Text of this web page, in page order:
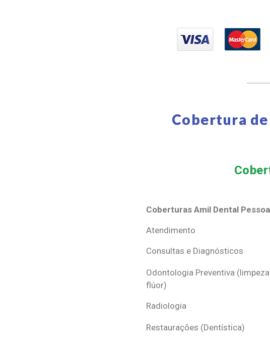
Cobertura
Coberturas Amil Dental
Coberturas Amil Dental Pessoa
Atendimento
Consultas e Diagnósticos
Odontologia Preventiva
flúor)
Radiologia
Restaurações (Dentística)